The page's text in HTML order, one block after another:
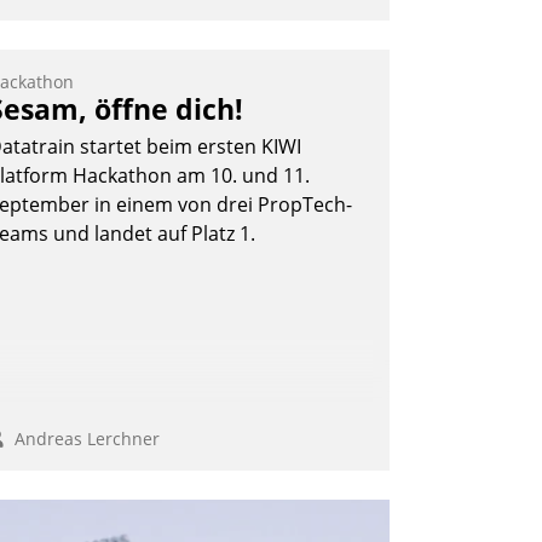
öffne dich!
startet beim ersten KIWI
Hackathon am 10. und 11.
in einem von drei PropTech-
und landet auf Platz 1.
Andreas Lerchner